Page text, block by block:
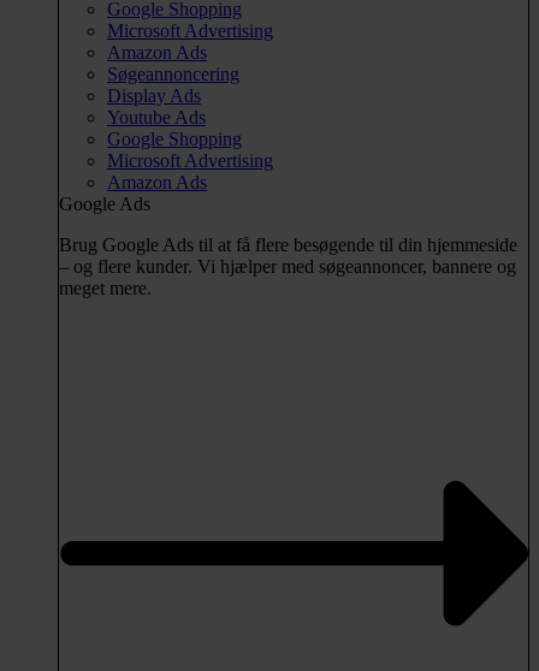
Google Shopping
Microsoft Advertising
Amazon Ads
Søgeannoncering
Display Ads
Youtube Ads
Google Shopping
Microsoft Advertising
Amazon Ads
Google Ads
Brug Google Ads til at få flere besøgende til din hjemmeside
– og flere kunder. Vi hjælper med søgeannoncer, bannere og
meget mere.